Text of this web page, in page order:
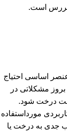
دیررس است.
هلو برای رشد و تولید بهینه حداقل به ۱۶ عنصر اساسی احتیاج
مشکلاتی در
درخت شود.
مورداستفاده
جدی به درخت یا